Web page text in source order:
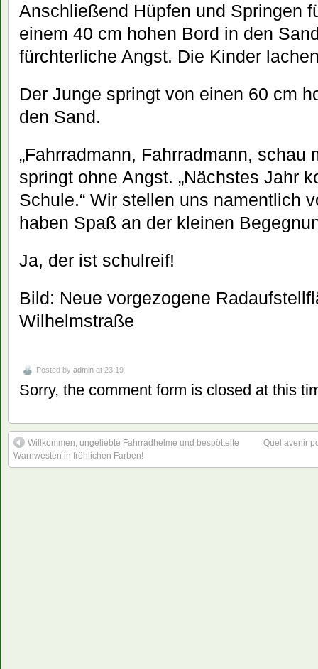
Anschließend Hüpfen und Springen
einem 40 cm hohen Bord in den
fürchterliche Angst. Die Kinder
Der Junge springt von einen 60 cm
den Sand.
„Fahrradmann, Fahrradmann, schau
springt ohne Angst. „Nächstes Jahr
Schule.“ Wir stellen uns namentlich
haben Spaß an der kleinen
Ja, der ist schulreif!
Bild: Neue vorgezogene
Wilhelmstraße
Posted by admin at 23:19
Sorry, the comment form is closed at this
Willkommen, ungeliebte Fahrradhelme und bespöttelte
Warnwesten in fröhlichen Farben!
Quel avenir